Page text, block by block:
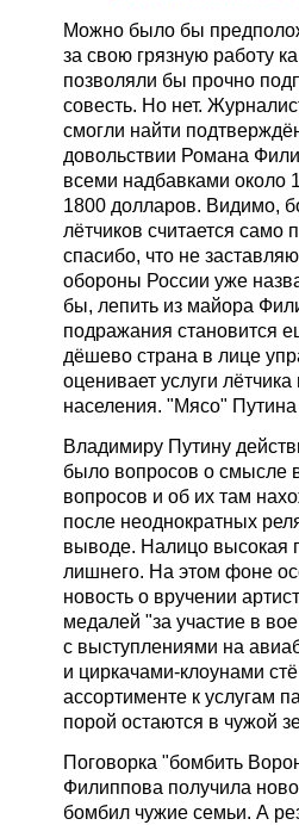
Можно было бы
за свою грязную работу
позволяли бы прочно
совесть. Но нет.
смогли найти
довольствии Романа
всеми надбавками
1800 долларов. Видимо,
лётчиков считается само
спасибо, что не
обороны России уже
бы, лепить из майора
подражания становится
дёшево страна в лице
оценивает услуги
населения. "Мясо"
Владимиру Путину
было вопросов о смысле
вопросов и об их там
после неоднократных
выводе. Налицо высокая
лишнего. На этом фоне
новость о вручении
медалей "за участие в
с выступлениями на
и циркачами-клоунами
ассортименте к услугам
порой остаются в чужой
Поговорка "бомбить
Филиппова получила
бомбил чужие семьи. А